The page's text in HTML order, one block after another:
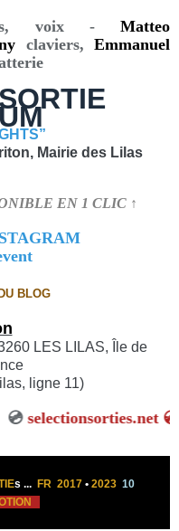
voix -
Matteo
claviers, Emmanuel
Mairie des Lilas
EN 1 CLIC ↑
BLOG
LES LILAS, Île de
ligne 11)
💿selectionsorties.net
s ... FR 2017• 2023 10